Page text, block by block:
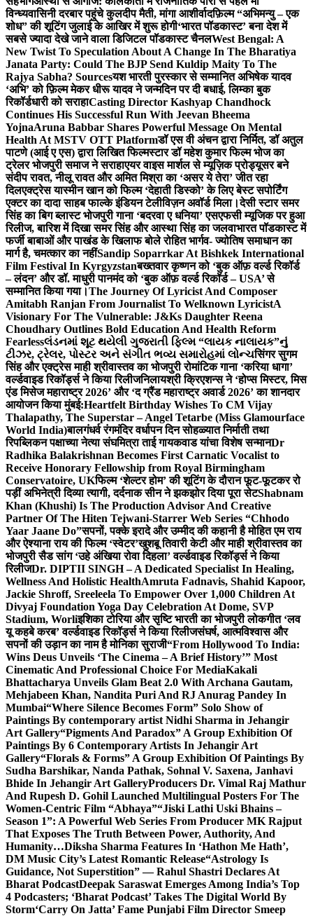
विन्ध्यवासिनी दरबार पहुंचे कुलदीप मैती, मांगा आशीर्वादफ़िल्म “अभिमन्यु – एक
शोध” की शूटिंग जुलाई के आखिर में शुरू होगी‘भारत पॉडकास्ट’ बना देश में
सबसे ज्यादा देखे जाने वाला डिजिटल पॉडकास्ट चैनलWest Bengal: A
New Twist To Speculation About A Change In The Bharatiya
Janata Party: Could The BJP Send Kuldip Maity To The
Rajya Sabha? Sourcesयश भारती पुरस्कार से सम्मानित अभिषेक यादव
‘अभि’ को फ़िल्म मेकर धीरू यादव ने जन्मदिन पर दी बधाई, लिम्का बुक
रिकॉर्डधारी को सराहाCasting Director Kashyap Chandhock
Continues His Successful Run With Jeevan Bheema
YojnaAruna Babbar Shares Powerful Message On Mental
Health At MSTV OTT Platformडॉ एस वी अंचन द्वारा निर्मित, डॉ अतुल
पाटणे (आई ए एस) द्वारा लिखित फिल्मस्टार डॉ महेश कुमार फिल्म भोज का
ट्रेलर भोजपुरी समाज ने सराहाएयर वाइस मार्शल से म्यूज़िक प्रोड्यूसर बने
संदीप रावत, नीलू रावत और अमित मिश्रा का ‘असर ये तेरा’ जीत रहा
दिलएक्ट्रेस यास्मीन खान को फिल्म ‘देहाती डिस्को’ के लिए बेस्ट सपोर्टिंग
एक्टर का दादा साहब फाल्के इंडियन टेलीविज़न अवॉर्ड मिला।देसी स्टार समर
सिंह का बिग ब्लास्ट भोजपुरी गाना ‘बदरवा ए धनिया’ एसएफसी म्यूजिक पर हुआ
रिलीज, बारिश में दिखा समर सिंह और आस्था सिंह का जलवाभारत पॉडकास्ट में
फर्जी बाबाओं और पाखंड के खिलाफ बोले रोहित भार्गव- ज्योतिष समाधान का
मार्ग है, चमत्कार का नहींSandip Soparrkar At Bishkek International
Film Festival In Kyrgyzstanबख्तवार कृष्णन को ‘बुक ऑफ़ वर्ल्ड रिकॉर्ड
– लंदन’ और डॉ. माधुरी पानमंद को ‘बुक ऑफ़ वर्ल्ड रिकॉर्ड – USA’ से
सम्मानित किया गया।The Journey Of Lyricist And Composer
Amitabh Ranjan From Journalist To Welknown LyricistA
Visionary For The Vulnerable: J&Ks Daughter Reena
Choudhary Outlines Bold Education And Health Reform
Fearlessલંડનમાં શૂટ થયેલી ગુજરાતી ફિલ્મ “લાયક નાલાયક”નું
ટીઝર, ટ્રેલર, પોસ્ટર અને સંગીત ભવ્ય સમારોહમાં લોન્ચसिंगर सुगम
सिंह और एक्ट्रेस माही श्रीवास्तव का भोजपुरी रोमांटिक गाना ‘करिया धागा’
वर्ल्डवाइड रिकॉर्ड्स ने किया रिलीजनिलायश्री क्रिएशन्स ने ‘होप्स मिस्टर, मिस
एंड मिसेज महाराष्ट्र 2026’ और ‘द ग्रैंड महाराष्ट्र अवार्ड 2026’ का शानदार
आयोजन किया मुंबई:Heartfelt Birthday Wishes To CM Vijay
Thalapathy, The Superstar – Angel Tetarbe (Miss Glamourface
World India)बालगंधर्व रंगमंदिर वर्धापन दिन सोहळ्यात निर्माती तथा
रिपब्लिकन पक्षाच्या नेत्या संघमित्रा ताई गायकवाड यांचा विशेष सन्मानDr
Radhika Balakrishnan Becomes First Carnatic Vocalist to
Receive Honorary Fellowship from Royal Birmingham
Conservatoire, UKफिल्म ‘शेल्टर होम’ की शूटिंग के दौरान फूट-फूटकर रो
पड़ीं अभिनेत्री दिव्या त्यागी, दर्दनाक सीन ने झकझोर दिया पूरा सेटShabnam
Khan (Khushi) Is The Production Advisor And Creative
Partner Of The Hiten Tejwani-Starrer Web Series “Chhodo
Yaar Jaane Do”सपनों, पक्के इरादे और उम्मीद की कहानी है मोहित एम राय
और ऐश्याना राय की फिल्म ‘स्वेटर’खुशबू तिवारी केटी और माही श्रीवास्तव का
भोजपुरी सैड सांग ‘उहे अंखिया रोवा दिहला’ वर्ल्डवाइड रिकॉर्ड्स ने किया
रिलीजDr. DIPTII SINGH – A Dedicated Specialist In Healing,
Wellness And Holistic HealthAmruta Fadnavis, Shahid Kapoor,
Jackie Shroff, Sreeleela To Empower Over 1,000 Children At
Divyaj Foundation Yoga Day Celebration At Dome, SVP
Stadium, Worliइशिका टोरिया और सृष्टि भारती का भोजपुरी लोकगीत ‘लव
यू कहबे करब’ वर्ल्डवाइड रिकॉर्ड्स ने किया रिलीजसंघर्ष, आत्मविश्वास और
सपनों की उड़ान का नाम है मोनिका सुराजी“From Hollywood To India:
Wins Deus Unveils ‘The Cinema – A Brief History’” Most
Cinematic And Professional Choice For MediaKakali
Bhattacharya Unveils Glam Beat 2.0 With Archana Gautam,
Mehjabeen Khan, Nandita Puri And RJ Anurag Pandey In
Mumbai“Where Silence Becomes Form” Solo Show of
Paintings By contemporary artist Nidhi Sharma in Jehangir
Art Gallery“Pigments And Paradox” A Group Exhibition Of
Paintings By 6 Contemporary Artists In Jehangir Art
Gallery“Florals & Forms” A Group Exhibition Of Paintings By
Sudha Barshikar, Nanda Pathak, Sohnal V. Saxena, Janhavi
Bhide In Jehangir Art GalleryProducers Dr. Vimal Raj Mathur
And Rupesh D. Gohil Launched Multilingual Posters For The
Women-Centric Film “Abhaya”“Jiski Lathi Uski Bhains –
Season 1”: A Powerful Web Series From Producer MK Rajput
That Exposes The Truth Between Power, Authority, And
Humanity…Diksha Sharma Features In ‘Hathon Me Hath’,
DM Music City’s Latest Romantic Release“Astrology Is
Guidance, Not Superstition” — Rahul Shastri Declares At
Bharat PodcastDeepak Saraswat Emerges Among India’s Top
4 Podcasters; ‘Bharat Podcast’ Takes The Digital World By
Storm‘Carry On Jatta’ Fame Punjabi Film Director Smeep